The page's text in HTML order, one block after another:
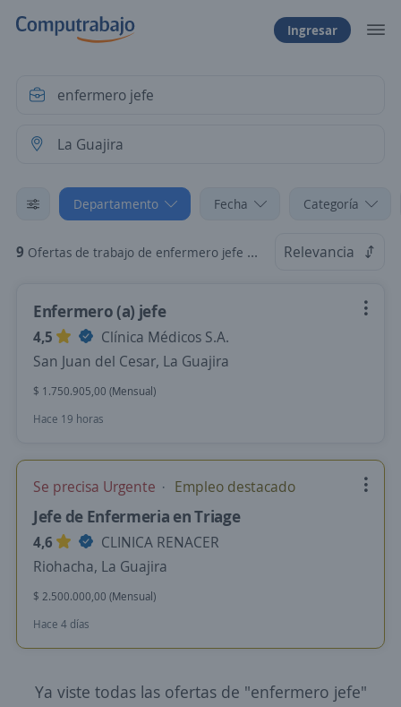
Ingresar
Departamento Fecha Categoría
9 Ofertas de trabajo de enfermero jefe en La Guajira Relevancia
Enfermero (a) jefe
4,5
Clínica Médicos S.A.
San Juan del Cesar, La Guajira
$ 1.750.905,00 (Mensual)
Hace 19 horas
Se precisa Urgente Empleo destacado
Jefe de Enfermeria en Triage
4,6
CLINICA RENACER
Riohacha, La Guajira
$ 2.500.000,00 (Mensual)
Hace 4 días
Ya viste todas las ofertas de "enfermero jefe"